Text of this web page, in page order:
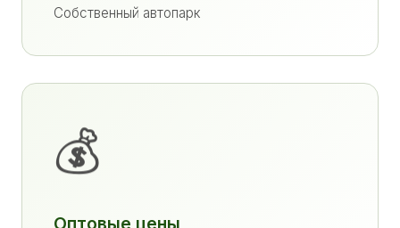
Собственный автопарк
💰
Оптовые цены